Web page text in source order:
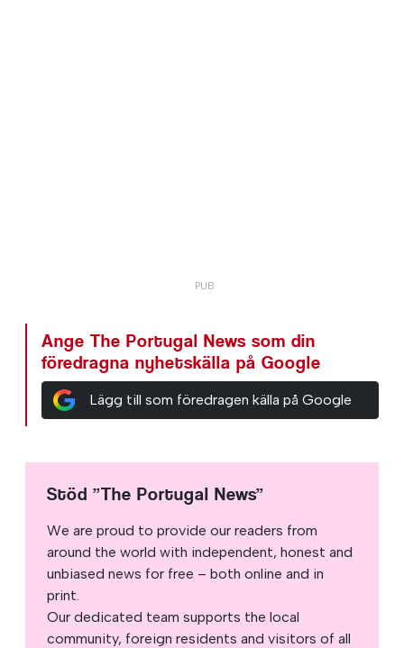
Ange The Portugal News som din
föredragna nyhetskälla på Google
Lägg till som föredragen källa på Google
Stöd ”The Portugal News”
We are proud to provide our readers from
around the world with independent, honest and
unbiased news for free – both online and in
print.
Our dedicated team supports the local
community, foreign residents and visitors of all